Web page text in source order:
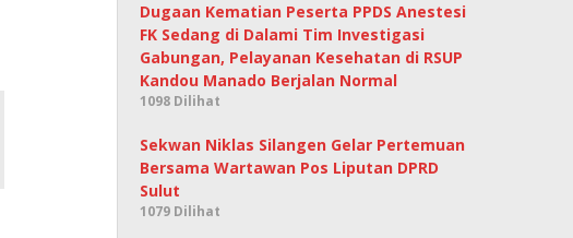
Dugaan Kematian Peserta PPDS Anestesi
FK Sedang di Dalami Tim Investigasi
Gabungan, Pelayanan Kesehatan di RSUP
Kandou Manado Berjalan Normal
1098 Dilihat
Sekwan Niklas Silangen Gelar Pertemuan
Bersama Wartawan Pos Liputan DPRD
Sulut
1079 Dilihat